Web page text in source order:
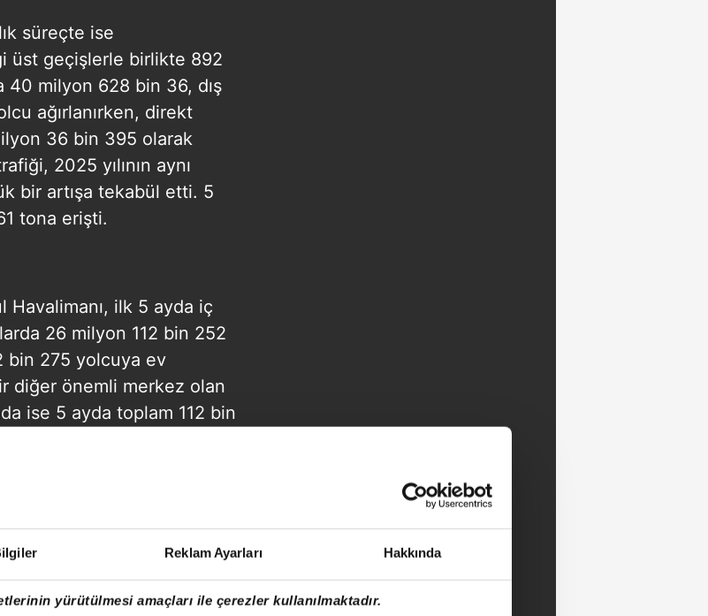
Reklam Ayarları Hakkında
yürütülmesi amaçları ile çerezler kullanılmaktadır.
süreçte ise
üst geçişlerle birlikte 892
40 milyon 628 bin 36, dış
ağırlanırken, direkt
36 bin 395 olarak
2025 yılının aynı
bir artışa tekabül etti. 5
tona erişti.
ilk 5 ayda iç
26 milyon 112 bin 252
bin 275 yolcuya ev
diğer önemli merkez olan
ise 5 ayda toplam 112 bin
sayısı 19 milyon 313
Havalimanı'nda da 5 aylık